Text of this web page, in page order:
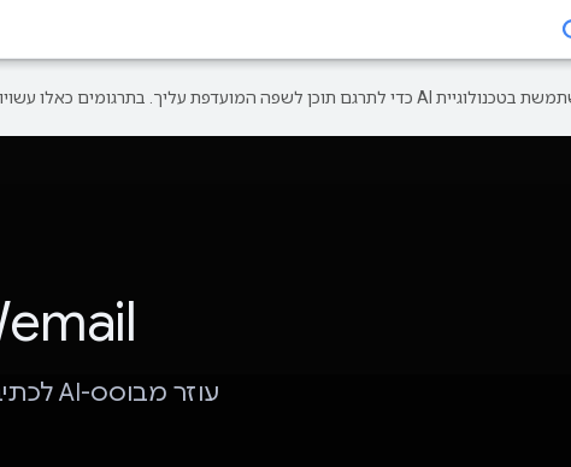
עוזר מבוסס-AI לכתיבת אימיילים